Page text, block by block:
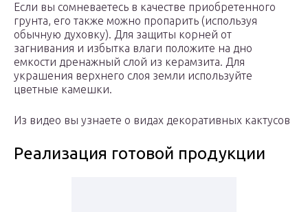
Если вы сомневаетесь в качестве приобретенного
грунта, его также можно пропарить (используя
обычную духовку). Для защиты корней от
загнивания и избытка влаги положите на дно
емкости дренажный слой из керамзита. Для
украшения верхнего слоя земли используйте
цветные камешки.
Из видео вы узнаете о видах декоративных кактусов
Реализация готовой продукции